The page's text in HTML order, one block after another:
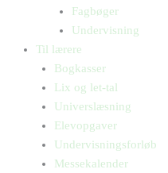
Fagbøger
Undervisning
Til lærere
Bogkasser
Lix og let-tal
Universlæsning
Elevopgaver
Undervisningsforløb
Messekalender